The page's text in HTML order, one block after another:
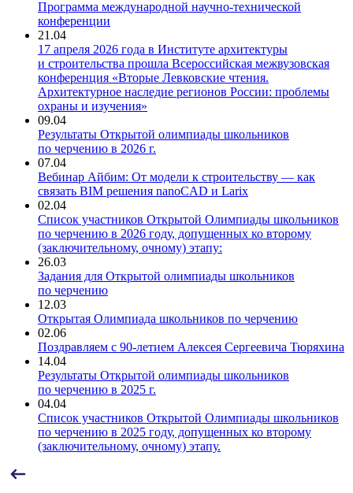
Программа международной научно-технической
конференции
21.04
17 апреля 2026 года в Институте архитектуры
и строительства прошла Всероссийская межвузовская
конференция «Вторые Левковские чтения.
Архитектурное наследие регионов России: проблемы
охраны и изучения»
09.04
Результаты Открытой олимпиады школьников
по черчению в 2026 г.
07.04
Вебинар Айбим: От модели к строительству — как
связать BIM решения nanoCAD и Larix
02.04
Список участников Открытой Олимпиады школьников
по черчению в 2026 году, допущенных ко второму
(заключительному, очному) этапу:
26.03
Задания для Открытой олимпиады школьников
по черчению
12.03
Открытая Олимпиада школьников по черчению
02.06
Поздравляем с 9️0-летием Алексея Сергеевича Тюряхина
14.04
Результаты Открытой олимпиады школьников
по черчению в 2025 г.
04.04
Список участников Открытой Олимпиады школьников
по черчению в 2025 году, допущенных ко второму
(заключительному, очному) этапу.